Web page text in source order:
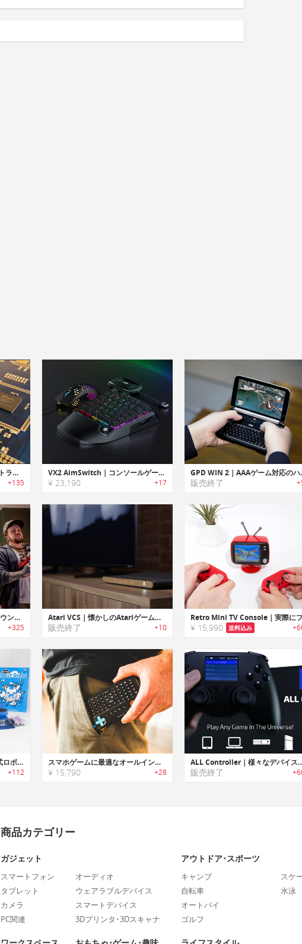
Spectrum Next｜ZX スペクトラム互換で新しいレベルのハードウェアを体験を可能にするゲームコンソール「スペクトラムネクスト」
+135
VX2 AimSwitch｜コンソールゲームに最適なゲーミングキーパッド「エイムスイッチ」
¥ 23,190 +17
GPD WIN 2｜
販売終了
Arkade Blaster｜スマホをマウントするシューティングゲーム用FPSモーションコントローラー「アーケードブラスター」
+325
Atari VCS｜懐かしのAtariゲームがプレイ可能なホームエンターテイメントシステム「アタリVCS」
販売終了 +10 ¥ 15,990 送料込み
IronBot｜キッズ用組み立て式ロボット「アイロンボット」
+112
スマホゲームに最適なオールインワンポータブルゲーミングキーボード「Power Vessel（パワーヴェセル）」
¥ 15,790 +28
ALL Controller｜様々なデバイスを操作可能
販売終了
商品カテゴリー
ガジェット
スマートフォン
タブレット
カメラ
PC関連
オーディオ
ウェアラブルデバイス
スマートデバイス
3Dプリンタ･3Dスキャナ
アウトドア･スポーツ
キャンプ
自転車
オートバイ
ゴルフ
スケ
水泳